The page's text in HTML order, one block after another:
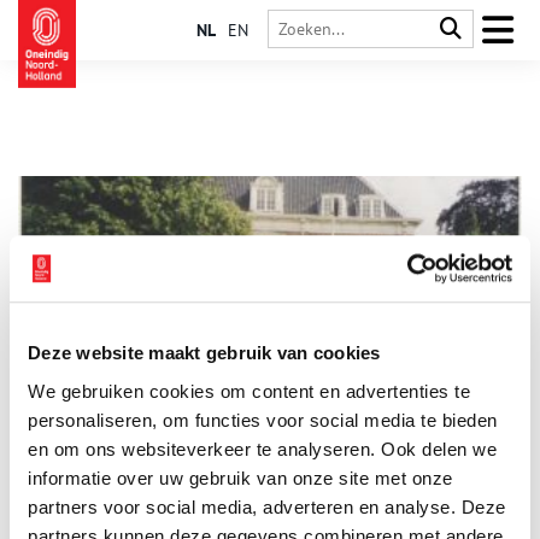
Deze website maakt gebruik van cookies
We gebruiken cookies om content en advertenties te
personaliseren, om functies voor social media te bieden
en om ons websiteverkeer te analyseren. Ook delen we
informatie over uw gebruik van onze site met onze
partners voor social media, adverteren en analyse. Deze
NL EN
De voormalige buitenplaats Bosbeek laat nog restanten zien
van een negentiende-eeuwse landschapstuin en een neo-
formele tuin van voor 1913. Hoewel het oude buitenhuis met
zijn tuin en restanten van de landschapstuin nog aanwezig
zijn, wordt het terrein gedomineerd door grootschalige
nieuwbouw voor ouderenzorg.